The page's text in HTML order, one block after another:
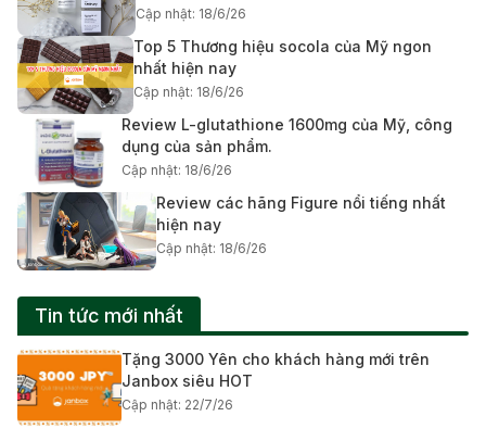
Cập nhật: 18/6/26
Top 5 Thương hiệu socola của Mỹ ngon
nhất hiện nay
Cập nhật: 18/6/26
Review L-glutathione 1600mg của Mỹ, công
dụng của sản phẩm.
Cập nhật: 18/6/26
Review các hãng Figure nổi tiếng nhất
hiện nay
Cập nhật: 18/6/26
Tin tức mới nhất
Tặng 3000 Yên cho khách hàng mới trên
Janbox siêu HOT
Cập nhật: 22/7/26